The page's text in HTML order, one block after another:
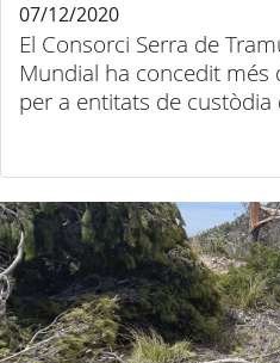
El Consorci Serra de
Mundial ha concedit
per a entitats de
07/12/2020